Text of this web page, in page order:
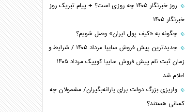
روز خبرنگار ۱۴۰۵ چه روزی است؟ + پیام تبریک روز
خبرنگار ۱۴۰۵
چگونه به «کیف پول ایران» وصل شویم؟
جدیدترین پیش فروش سایپا مرداد ۱۴۰۵ / شرایط و
زمان ثبت نام پیش فروش سایپا کوییک مرداد ۱۴۰۵
اعلام شد
واریزی بزرگ دولت برای یارانه‌بگیران/ مشمولان چه
کسانی هستند؟